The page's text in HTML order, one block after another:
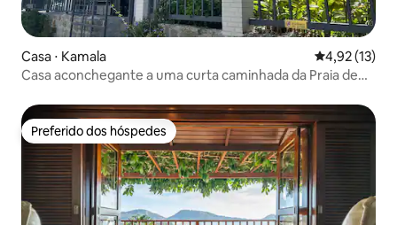
Casa ⋅ Kamala 4,92 de uma
4,92 (13)
Casa aconchegante a uma curta caminhada da Praia de
Preferido dos hóspedes
Preferido dos hóspedes